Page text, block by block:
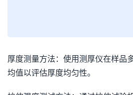
厚度测量方法：使用测厚仪在样品
均值以评估厚度均匀性。